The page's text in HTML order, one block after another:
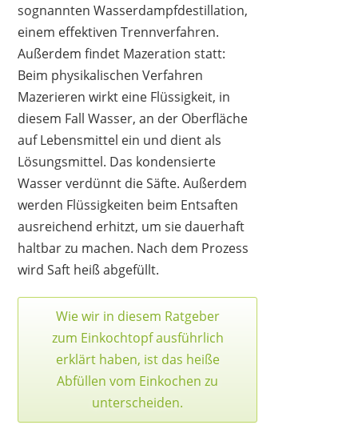
45,99 €*
sognannten Wasserdampfdestillation,
einem effektiven Trennverfahren.
Außerdem findet Mazeration statt:
Beim physikalischen Verfahren
Mazerieren wirkt eine Flüssigkeit, in
diesem Fall Wasser, an der Oberfläche
auf Lebensmittel ein und dient als
Lösungsmittel. Das kondensierte
Wasser verdünnt die Säfte. Außerdem
werden Flüssigkeiten beim Entsaften
ausreichend erhitzt, um sie dauerhaft
haltbar zu machen. Nach dem Prozess
wird Saft heiß abgefüllt.
Wie wir in diesem Ratgeber
zum Einkochtopfausführlich
erklärt haben, ist das heiße
Abfüllen vom Einkochen zu
unterscheiden.